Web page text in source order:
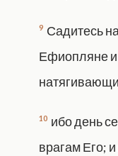
9 Садитесь
Ефиопляне
10 ибо день
врагам Его;